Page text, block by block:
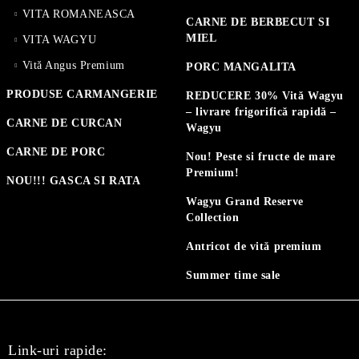
VITA ROMANEASCA
VITA WAGYU
Vită Angus Premium
PRODUSE CARMANGERIE
CARNE DE CURCAN
CARNE DE PORC
NOU!!! GASCA SI RATA
CARNE DE BERBECUT SI
MIEL
PORC MANGALITA
REDUCERE 30% Vită Wagyu
– livrare frigorifică rapidă –
Wagyu
Nou! Peste si fructe de mare
Premium!
Wagyu Grand Reserve
Collection
Antricot de vită premium
Summer time sale
Link-uri rapide: